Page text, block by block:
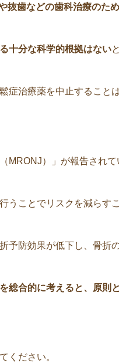
抜歯などの歯科治療のため
十分な科学的根拠はない
症治療薬を中止すること
MRONJ）」が報告されて
うことでリスクを減らす
予防効果が低下し、骨折
総合的に考えると、原則
ください。